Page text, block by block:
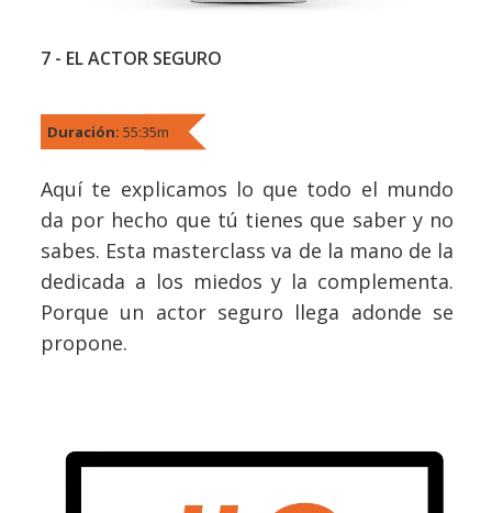
7 - EL ACTOR SEGURO
Duración: 55:35m
Aquí te explicamos lo que todo el mundo
da por hecho que tú tienes que saber y no
sabes. Esta masterclass va de la mano de la
dedicada a los miedos y la complementa.
Porque un actor seguro llega adonde se
propone.